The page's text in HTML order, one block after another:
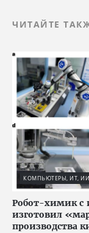
ЧИТАЙТЕ
КОМПЬЮТЕРЫ, ИТ, ИИ
Робот-химик с
изготовил
производства